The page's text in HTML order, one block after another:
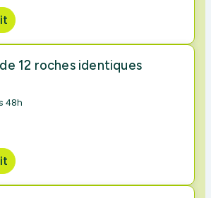
12 roches identiques
48h